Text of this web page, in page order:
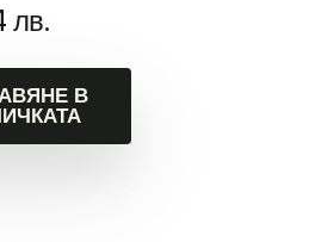
лв.
В